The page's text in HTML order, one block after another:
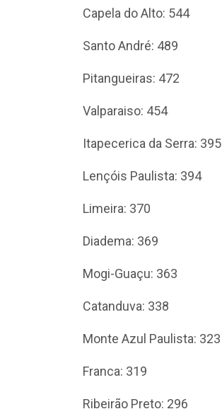
Capela do Alto: 544
Santo André: 489
Pitangueiras: 472
Valparaiso: 454
Itapecerica da Serra: 395
Lençóis Paulista: 394
Limeira: 370
Diadema: 369
Mogi-Guaçu: 363
Catanduva: 338
Monte Azul Paulista: 323
Franca: 319
Ribeirão Preto: 296